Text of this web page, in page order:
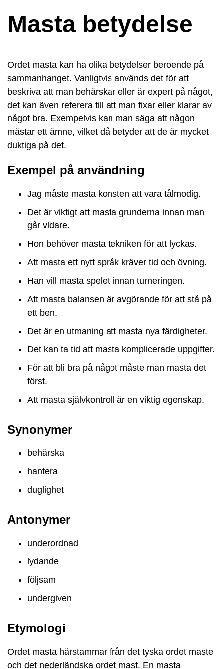
Masta betydelse
Ordet masta kan ha olika betydelser beroende på
sammanhanget. Vanligtvis används det för att
beskriva att man behärskar eller är expert på något,
det kan även referera till att man fixar eller klarar av
något bra. Exempelvis kan man säga att någon
mästar ett ämne, vilket då betyder att de är mycket
duktiga på det.
Exempel på användning
Jag måste masta konsten att vara tålmodig.
Det är viktigt att masta grunderna innan man
går vidare.
Hon behöver masta tekniken för att lyckas.
Att masta ett nytt språk kräver tid och övning.
Han vill masta spelet innan turneringen.
Att masta balansen är avgörande för att stå på
ett ben.
Det är en utmaning att masta nya färdigheter.
Det kan ta tid att masta komplicerade uppgifter.
För att bli bra på något måste man masta det
först.
Att masta självkontroll är en viktig egenskap.
Synonymer
behärska
hantera
duglighet
Antonymer
underordnad
lydande
följsam
undergiven
Etymologi
Ordet masta härstammar från det tyska ordet maste
och det nederländska ordet mast. En masta